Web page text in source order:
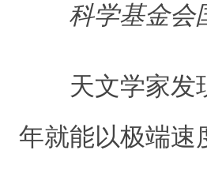
科学基金会
天文学家发
年就能以极端速